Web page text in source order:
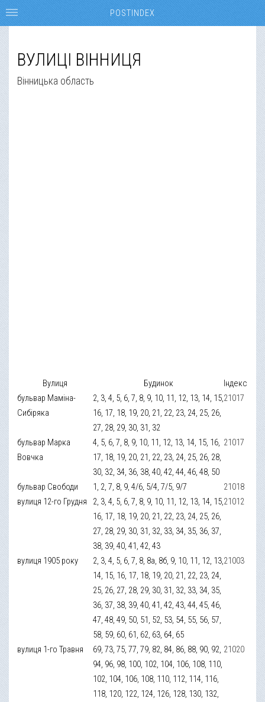
ВУЛИЦІ ВІННИЦЯ
Вінницька область
Вулиця Будинок
Індекс
бульвар Маміна-
Сибіряка
2, 3, 4, 5, 6, 7, 8, 9, 10, 11, 12, 13, 14, 15,
16, 17, 18, 19, 20, 21, 22, 23, 24, 25, 26,
27, 28, 29, 30, 31, 32
21017
бульвар Марка
Вовчка
4, 5, 6, 7, 8, 9, 10, 11, 12, 13, 14, 15, 16,
17, 18, 19, 20, 21, 22, 23, 24, 25, 26, 28,
30, 32, 34, 36, 38, 40, 42, 44, 46, 48, 50
21017
бульвар Свободи 1, 2, 7, 8, 9, 4/6, 5/4, 7/5, 9/7
21018
вулиця 12-го Грудня
2, 3, 4, 5, 6, 7, 8, 9, 10, 11, 12, 13, 14, 15,
16, 17, 18, 19, 20, 21, 22, 23, 24, 25, 26,
27, 28, 29, 30, 31, 32, 33, 34, 35, 36, 37,
38, 39, 40, 41, 42, 43
21012
вулиця 1905 року
2, 3, 4, 5, 6, 7, 8, 8а, 8б, 9, 10, 11, 12, 13,
14, 15, 16, 17, 18, 19, 20, 21, 22, 23, 24,
25, 26, 27, 28, 29, 30, 31, 32, 33, 34, 35,
36, 37, 38, 39, 40, 41, 42, 43, 44, 45, 46,
47, 48, 49, 50, 51, 52, 53, 54, 55, 56, 57,
58, 59, 60, 61, 62, 63, 64, 65
21003
вулиця 1-го Травня
69, 73, 75, 77, 79, 82, 84, 86, 88, 90, 92,
94, 96, 98, 100, 102, 104, 106, 108, 110,
102, 104, 106, 108, 110, 112, 114, 116,
118, 120, 122, 124, 126, 128, 130, 132,
21020
POSTINDEX